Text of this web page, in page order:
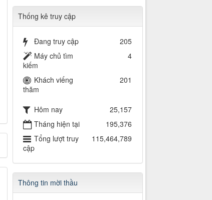
Thống kê truy cập
Đang truy cập
205
Máy chủ tìm
kiếm
4
Khách viếng
thăm
201
Hôm nay
25,157
Tháng hiện tại
195,376
Tổng lượt truy
cập
115,464,789
Thông tin mời thầu